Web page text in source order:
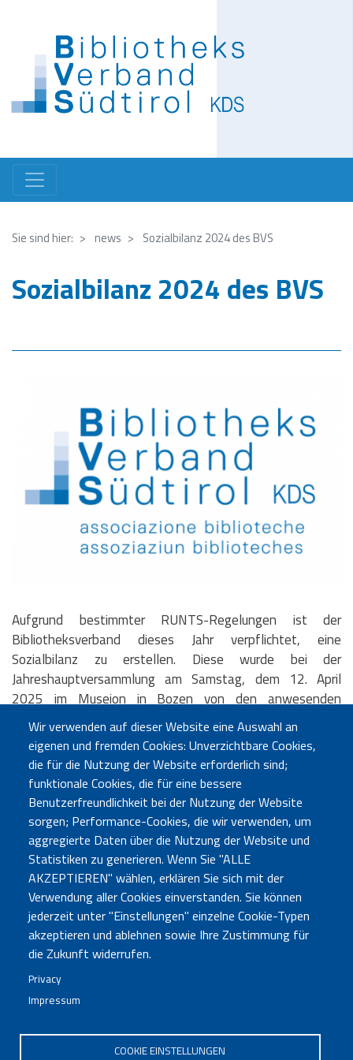
Inhalt
Sie sind hier: news Sozialbilanz 2024 des BVS
Sozialbilanz 2024 des BVS
Aufgrund bestimmter RUNTS-Regelungen ist der
Bibliotheksverband dieses Jahr verpflichtet, eine
Sozialbilanz zu erstellen. Diese wurde bei der
Jahreshauptversammlung am Samstag, dem 12. April
2025 im Museion in Bozen von den anwesenden
Mitgliedern genehmigt.
Sozialbilanz BVS 2024_def.pdf
Wir verwenden auf dieser Website eine Auswahl an
eigenen und fremden Cookies: Unverzichtbare Cookies,
die für die Nutzung der Website erforderlich sind;
funktionale Cookies, die für eine bessere
Benutzerfreundlichkeit bei der Nutzung der Website
sorgen; Performance-Cookies, die wir verwenden, um
aggregierte Daten über die Nutzung der Website und
Statistiken zu generieren. Wenn Sie "ALLE
AKZEPTIEREN" wählen, erklären Sie sich mit der
Verwendung aller Cookies einverstanden. Sie können
jederzeit unter "Einstellungen" einzelne Cookie-Typen
akzeptieren und ablehnen sowie Ihre Zustimmung für
die Zukunft widerrufen.
Privacy
Impressum
COOKIE EINSTELLUNGEN
Büro BozenSebastian-Altmann-Str. 17 - 39100 Bozen - Tel. 0471
Büro Bruneck
neuigkeiten@bvs.bz.it- PEC:bibliotheksverband@pec.bvs.bz.it